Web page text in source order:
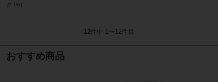
ク 1kg
12件中 1〜12件目
おすすめ商品